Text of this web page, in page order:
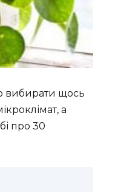
вибирати щось
а
про 30